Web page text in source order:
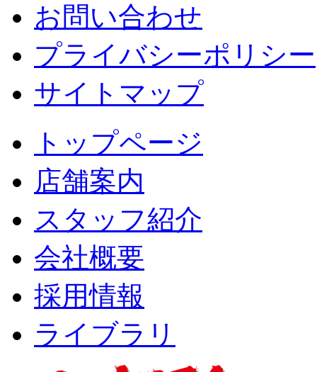
お問い合わせ
プライバシーポリシー
サイトマップ
トップページ
店舗案内
スタッフ紹介
会社概要
採用情報
ライブラリ